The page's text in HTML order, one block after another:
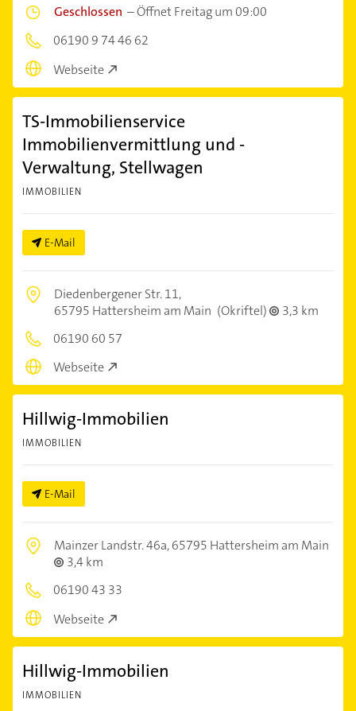
Geschlossen –Öffnet Freitag um 09:00
06190 9 74 46 62
Webseite
TS-Immobilienservice
Immobilienvermittlung und -
Verwaltung, Stellwagen
IMMOBILIEN
E-Mail
Diedenbergener Str. 11,
65795 Hattersheim am Main (Okriftel)
3,3 km
06190 60 57
Webseite
Hillwig-Immobilien
IMMOBILIEN
E-Mail
Mainzer Landstr. 46a,65795 Hattersheim am Main
3,4 km
06190 43 33
Webseite
Hillwig-Immobilien
IMMOBILIEN